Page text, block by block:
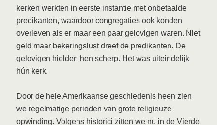
kerken werkten in eerste instantie met onbetaalde
predikanten, waardoor congregaties ook konden
overleven als er maar een paar gelovigen waren. Niet
geld maar bekeringslust dreef de predikanten. De
gelovigen hielden hen scherp. Het was uiteindelijk
hún kerk.
Door de hele Amerikaanse geschiedenis heen zien
we regelmatige perioden van grote religieuze
opwinding. Volgens historici zitten we nu in de Vierde